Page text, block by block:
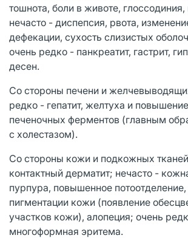
тошнота, боли в животе, глоссодиния,
нечасто - диспепсия, рвота,
дефекации, сухость слизистых
очень редко - панкреатит, гастрит,
десен.
Со стороны печени и
редко - гепатит, желтуха и
печеночных ферментов (главным
с холестазом).
Со стороны кожи и подкожных
контактный дерматит; нечасто -
пурпура, повышенное
пигментации кожи (появление
участков кожи), алопеция; очень
многоформная эритема.